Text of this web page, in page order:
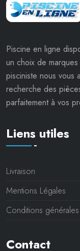
Piscine en ligne
un choix de
pisciniste nous vous
recherche des
parfaitement à vos
Liens utiles
Livraison
Mentions Légales
Conditions
Contact